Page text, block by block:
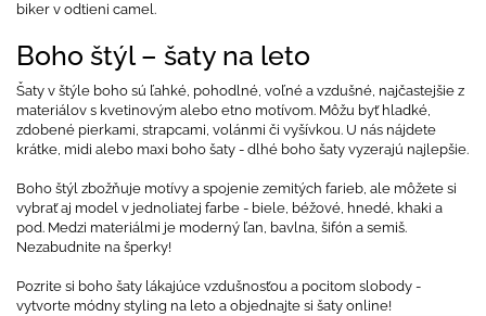
biker v odtieni camel.
Boho štýl – šaty na leto
Šaty v štýle boho sú ľahké, pohodlné, voľné a vzdušné, najčastejšie z
materiálov s kvetinovým alebo etno motívom. Môžu byť hladké,
zdobené pierkami, strapcami, volánmi či vyšívkou. U nás nájdete
krátke, midi alebo maxi boho šaty - dlhé boho šaty vyzerajú najlepšie.
Boho štýl zbožňuje motívy a spojenie zemitých farieb, ale môžete si
vybrať aj model v jednoliatej farbe - biele, béžové, hnedé, khaki a
pod. Medzi materiálmi je moderný ľan, bavlna, šifón a semiš.
Nezabudnite na šperky!
Pozrite si boho šaty lákajúce vzdušnosťou a pocitom slobody -
vytvorte módny styling na leto a objednajte si šaty online!